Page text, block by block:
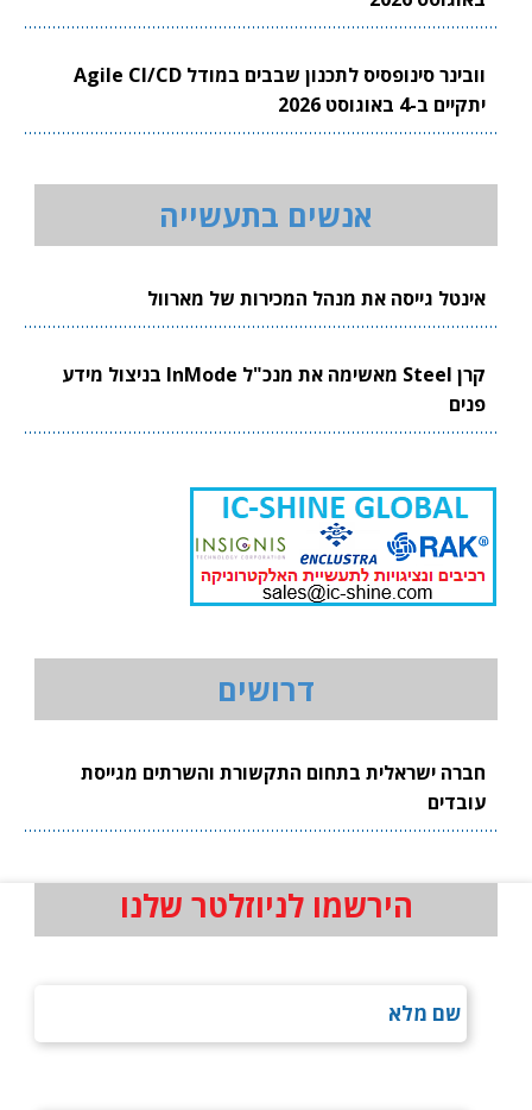
וובינר סינופסיס לתכנון שבבים במודל Agile CI/CD
יתקיים ב-4 באוגוסט 2026
אנשים בתעשייה
אינטל גייסה את מנהל המכירות של מארוול
קרן Steel מאשימה את מנכ"ל InMode בניצול מידע
פנים
דרושים
חברה ישראלית בתחום התקשורת והשרתים מגייסת
עובדים
הירשמו לניוזלטר שלנו